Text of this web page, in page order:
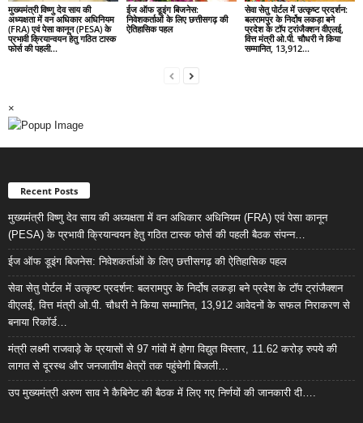
मुख्यमंत्री विष्णु देव साय की
अध्यक्षता में वन अधिकार अधिनियम
(FRA) एवं पेसा कानून (PESA) के
प्रभावी क्रियान्वयन हेतु गठित टास्क
फोर्स की पहली...
ईज ऑफ डूइंग बिजनेस:
निवेशकर्ताओं के लिए छत्तीसगढ़ की
ऐतिहासिक पहल
सेवा सेतु पोर्टल में उत्कृष्ट प्रदर्शन:
बलरामपुर के निर्दोष लकड़ा बने
प्रदेश के टॉप ट्रांजैक्शन वीएलई,
वित्त मंत्री ओ.पी. चौधरी ने किया
सम्मानित, 13,912...
×
Recent Posts
मुख्यमंत्री विष्णु देव साय की अध्यक्षता में वन अधिकार अधिनियम (FRA) एवं पेसा कानून
(PESA) के प्रभावी क्रियान्वयन हेतु गठित टास्क फोर्स की पहली बैठक संपन्न…
ईज ऑफ डूइंग बिजनेस: निवेशकर्ताओं के लिए छत्तीसगढ़ की ऐतिहासिक पहल
सेवा सेतु पोर्टल में उत्कृष्ट प्रदर्शन: बलरामपुर के निर्दोष लकड़ा बने प्रदेश के टॉप ट्रांजैक्शन
वीएलई, वित्त मंत्री ओ.पी. चौधरी ने किया सम्मानित, 13,912 आवेदनों के सफल निराकरण से
बनाया रिकॉर्ड…
मंत्री लक्ष्मी राजवाड़े के प्रयासों से 97 गांवों में होगा विद्युत विस्तार, 11.62 करोड़ रुपये की
लागत से दूरस्थ और जनजातीय क्षेत्रों तक पहुंचेगी बिजली…
उप मुख्यमंत्री अरुण साव ने कैबिनेट की बैठक में लिए गए निर्णयों की जानकारी दी….